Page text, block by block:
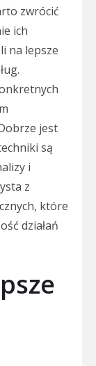
zwrócić
ich
na lepsze
jest
są
i
z
które
działań